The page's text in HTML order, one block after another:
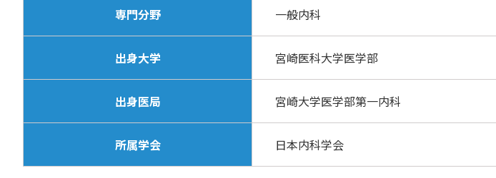
専門分野 一般内科
出身大学 宮崎医科大学医学部
出身医局 宮崎大学医学部第一内科
所属学会 日本内科学会